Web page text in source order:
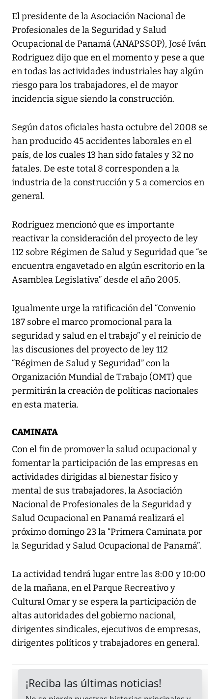
El presidente de la Asociación Nacional de
Profesionales de la Seguridad y Salud
Ocupacional de Panamá (ANAPSSOP), José Iván
Rodriguez dijo que en el momento y pese a que
en todas las actividades industriales hay algún
riesgo para los trabajadores, el de mayor
incidencia sigue siendo la construcción.
Según datos oficiales hasta octubre del 2008 se
han producido 45 accidentes laborales en el
país, de los cuales 13 han sido fatales y 32 no
fatales. De este total 8 corresponden a la
industria de la construcción y 5 a comercios en
general.
Rodriguez mencionó que es importante
reactivar la consideración del proyecto de ley
112 sobre Régimen de Salud y Seguridad que “se
encuentra engavetado en algún escritorio en la
Asamblea Legislativa” desde el año 2005.
Igualmente urge la ratificación del “Convenio
187 sobre el marco promocional para la
seguridad y salud en el trabajo” y el reinicio de
las discusiones del proyecto de ley 112
“Régimen de Salud y Seguridad” con la
Organización Mundial de Trabajo (OMT) que
permitirán la creación de políticas nacionales
en esta materia.
CAMINATA
Con el fin de promover la salud ocupacional y
fomentar la participación de las empresas en
actividades dirigidas al bienestar físico y
mental de sus trabajadores, la Asociación
Nacional de Profesionales de la Seguridad y
Salud Ocupacional en Panamá realizará el
próximo domingo 23 la “Primera Caminata por
la Seguridad y Salud Ocupacional de Panamá”.
La actividad tendrá lugar entre las 8:00 y 10:00
de la mañana, en el Parque Recreativo y
Cultural Omar y se espera la participación de
altas autoridades del gobierno nacional,
dirigentes sindicales, ejecutivos de empresas,
dirigentes políticos y trabajadores en general.